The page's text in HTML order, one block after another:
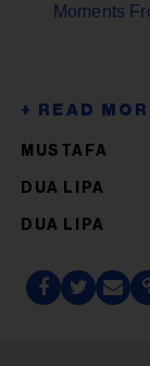
Moments
MUSTAFA
DUA LIPA
DUA LIPA